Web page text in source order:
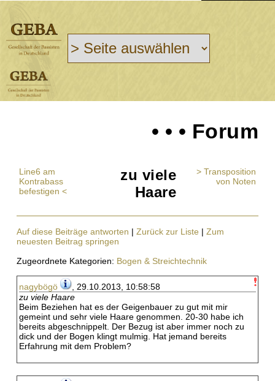
• • • Forum
Line6 am
Kontrabass
befestigen <
zu viele
Haare
> Transposition
von Noten
Auf diese Beiträge antworten | Zurück zur Liste | Zum
neuesten Beitrag springen
Zugeordnete Kategorien: Bogen & Streichtechnik
nagybögö
, 29.10.2013, 10:58:58
zu viele Haare
Beim Beziehen hat es der Geigenbauer zu gut mit mir
gemeint und sehr viele Haare genommen. 20-30 habe ich
bereits abgeschnippelt. Der Bezug ist aber immer noch zu
dick und der Bogen klingt mulmig. Hat jemand bereits
Erfahrung mit dem Problem?